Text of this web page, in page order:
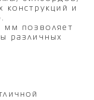
конструкций и
мм позволяет
различных